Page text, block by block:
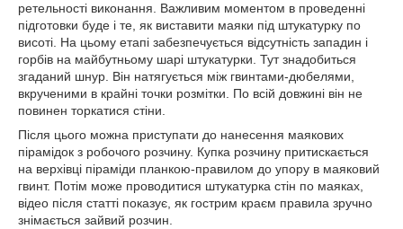
ретельності виконання. Важливим моментом в проведенні
підготовки буде і те, як виставити маяки під штукатурку по
висоті. На цьому етапі забезпечується відсутність западин і
горбів на майбутньому шарі штукатурки. Тут знадобиться
згаданий шнур. Він натягується між гвинтами-дюбелями,
вкрученими в крайні точки розмітки. По всій довжині він не
повинен торкатися стіни.
Після цього можна приступати до нанесення маякових
пірамідок з робочого розчину. Купка розчину притискається
на верхівці піраміди планкою-правилом до упору в маяковий
гвинт. Потім може проводитися штукатурка стін по маяках,
відео після статті показує, як гострим краєм правила зручно
знімається зайвий розчин.